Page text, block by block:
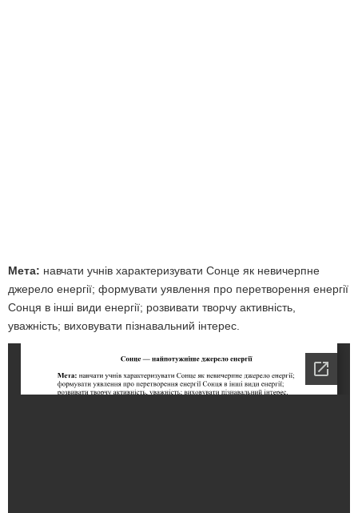
Мета: навчати учнів характеризувати Сонце як невичерпне
джерело енергії; формувати уявлення про перетворення енергії
Сонця в інші види енергії; розвивати творчу активність,
уважність; виховувати пізнавальний інтерес.